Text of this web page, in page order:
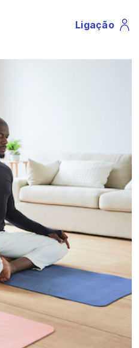
Profile
Ligação